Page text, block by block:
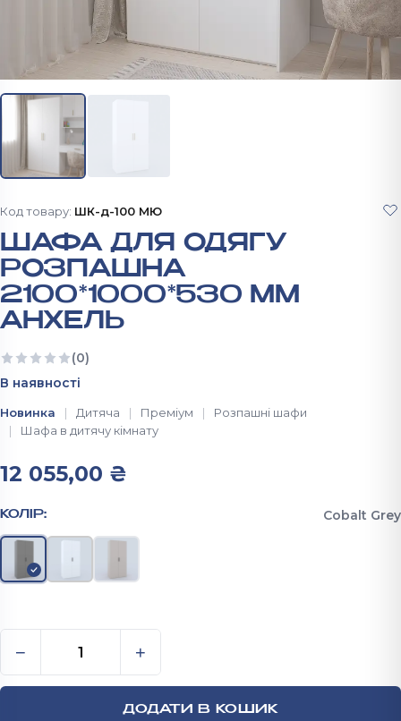
Код товару: ШК-д-100 МЮ
ШАФА ДЛЯ ОДЯГУ
РОЗПАШНА
2100*1000*530 ММ
АНХЕЛЬ
(0)
Ще немає відгуків
В наявності
Новинка Дитяча Преміум
Розпашні шафи
Шафа в дитячу кімнату
12 055,00 ₴
КОЛІР: Cobalt Grey
− +
ДОДАТИ В КОШИК